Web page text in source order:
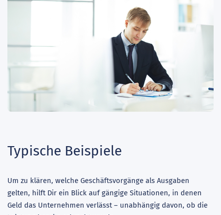
Typische Beispiele
Um zu klären, welche Geschäftsvorgänge als Ausgaben
gelten, hilft Dir ein Blick auf gängige Situationen, in denen
Geld das Unternehmen verlässt – unabhängig davon, ob die